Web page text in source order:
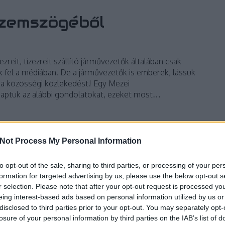
Process My Personal Information
opt-out of the sale, sharing to third parties, or processing of your
for targeted advertising by us, please use the below opt-out
selection. Please note that after your opt-out request is processed
interest-based ads based on personal information utilized by us
to third parties prior to your opt-out. You may separately
of your personal information by third parties on the IAB’s list of
tízezreit szállító járművezetők általában csak
fel a médiában. De a járművezetők is emberek, lássuk
közösségi közlekedést! Egy Mezei
az alábbi gondolatokat, ezeket most…
TOVÁBB
82 komment
buszsofőr